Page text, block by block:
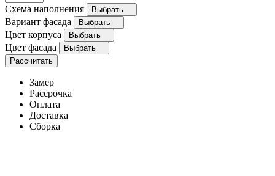
Схема наполнения Выбрать
Вариант фасада Выбрать
Цвет корпуса Выбрать
Цвет фасада
Выбрать
Рассчитать
Замер
Рассрочка
Оплата
Доставка
Сборка